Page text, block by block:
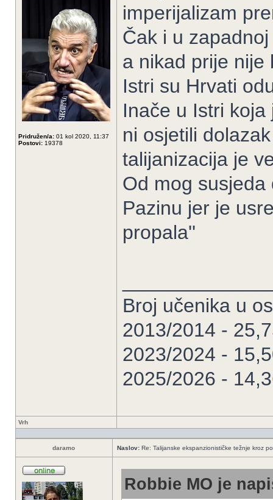
Pridružen/a: 01 kol 2020, 11:37
Postovi: 19378
imperijalizam
Čak i u
a nikad prije nije
Istri su Hrvati
Inače u Istri
ni osjetili
talijanizacija je
Od mog
Pazinu jer je
propala''
Broj učenika u
2013/2014 -
2023/2024 -
2025/2026 -
Vrh
daramo Naslov: Re: Talijanske ekspanzionističke težnje kroz
Robbie MO je